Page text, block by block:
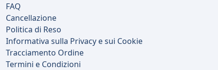
FAQ
Cancellazione
Politica di Reso
Informativa sulla Privacy e sui Cookie
Tracciamento Ordine
Termini e Condizioni